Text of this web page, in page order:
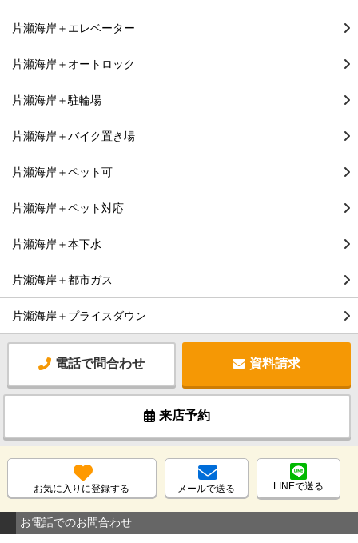
片瀬海岸＋エレベーター
片瀬海岸＋オートロック
片瀬海岸＋駐輪場
片瀬海岸＋バイク置き場
片瀬海岸＋ペット可
片瀬海岸＋ペット対応
片瀬海岸＋本下水
片瀬海岸＋都市ガス
片瀬海岸＋プライスダウン
電話で問合わせ 資料請求
来店予約
お気に入りに登録する メールで送る LINEで送る
お電話でのお問合わせ